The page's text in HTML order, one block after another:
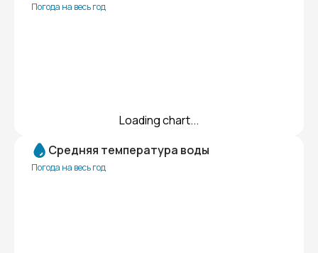
Погода на весь год
Loading chart...
Средняя температура воды
Погода на весь год